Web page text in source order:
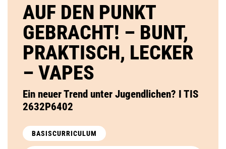
AUF DEN PUNKT
GEBRACHT! – BUNT,
PRAKTISCH, LECKER
– VAPES
Ein neuer Trend unter Jugendlichen? I TIS
2632P6402
BASISCURRICULUM